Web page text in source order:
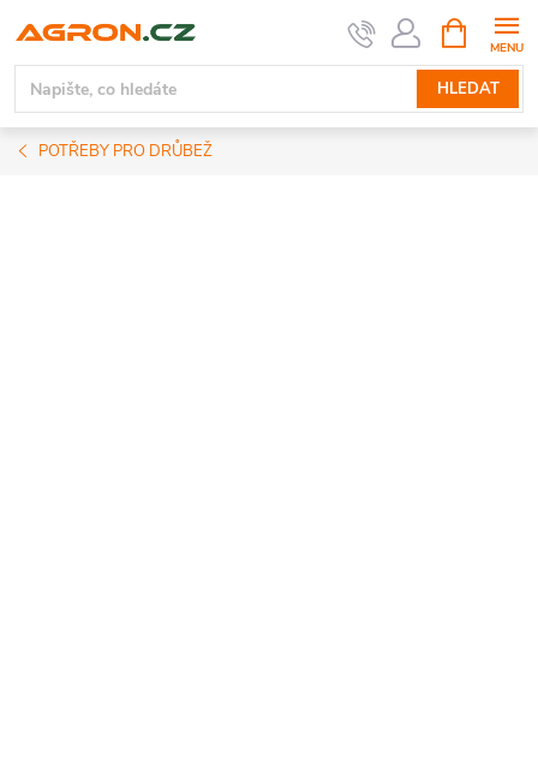
na
obsah
HLEDAT
NÁKUPNÍ
KOŠÍK
POTŘEBY PRO DRŮBEŽ